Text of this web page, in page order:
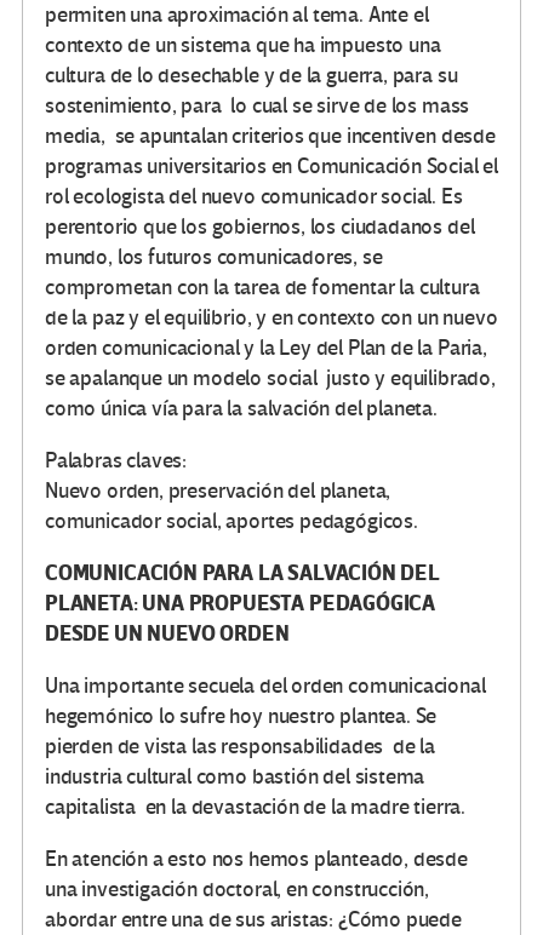
permiten una aproximación al tema. Ante el
contexto de un sistema que ha impuesto una
cultura de lo desechable y de la guerra, para su
sostenimiento, para lo cual se sirve de los mass
media, se apuntalan criterios que incentiven desde
programas universitarios en Comunicación Social el
rol ecologista del nuevo comunicador social. Es
perentorio que los gobiernos, los ciudadanos del
mundo, los futuros comunicadores, se
comprometan con la tarea de fomentar la cultura
de la paz y el equilibrio, y en contexto con un nuevo
orden comunicacional y la Ley del Plan de la Paria,
se apalanque un modelo social justo y equilibrado,
como única vía para la salvación del planeta.
Palabras claves:
Nuevo orden, preservación del planeta,
comunicador social, aportes pedagógicos.
COMUNICACIÓN PARA LA SALVACIÓN DEL
PLANETA: UNA PROPUESTA PEDAGÓGICA
DESDE UN NUEVO ORDEN
Una importante secuela del orden comunicacional
hegemónico lo sufre hoy nuestro plantea. Se
pierden de vista las responsabilidades de la
industria cultural como bastión del sistema
capitalista en la devastación de la madre tierra.
En atención a esto nos hemos planteado, desde
una investigación doctoral, en construcción,
abordar entre una de sus aristas: ¿Cómo puede